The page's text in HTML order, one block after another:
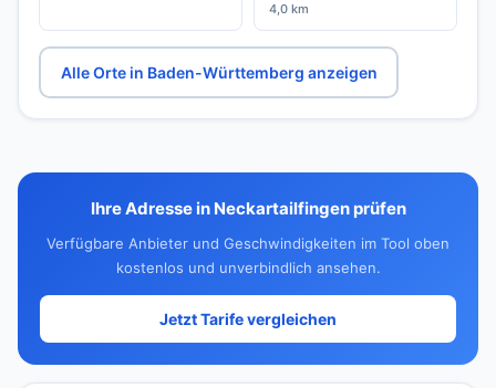
4,0 km
Alle Orte in Baden-Württemberg anzeigen
Ihre Adresse in Neckartailfingen prüfen
Verfügbare Anbieter und Geschwindigkeiten im Tool oben
kostenlos und unverbindlich ansehen.
Jetzt Tarife vergleichen